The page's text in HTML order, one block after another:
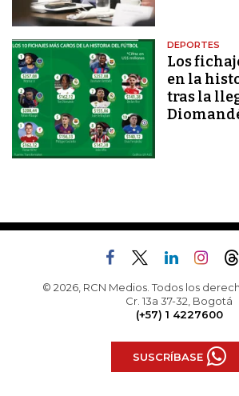
DEPORTES
Los
en la
tras la
© 2026, RCN Medios. Todos los
Cr. 13a 37-32, Bogotá
(+57) 1 4227600
SUSCRÍBASE